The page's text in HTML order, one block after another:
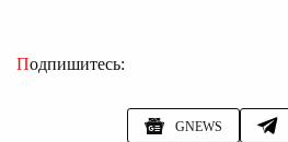
Подпишитесь:
GNEWS